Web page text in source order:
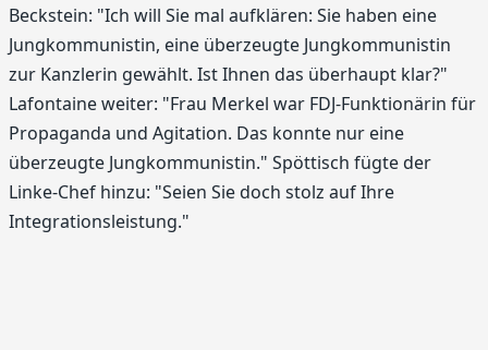
Beckstein: "Ich will Sie mal aufklären: Sie haben eine
Jungkommunistin, eine überzeugte Jungkommunistin
zur Kanzlerin gewählt. Ist Ihnen das überhaupt klar?"
Lafontaine weiter: "Frau Merkel war FDJ-Funktionärin für
Propaganda und Agitation. Das konnte nur eine
überzeugte Jungkommunistin." Spöttisch fügte der
Linke-Chef hinzu: "Seien Sie doch stolz auf Ihre
Integrationsleistung."